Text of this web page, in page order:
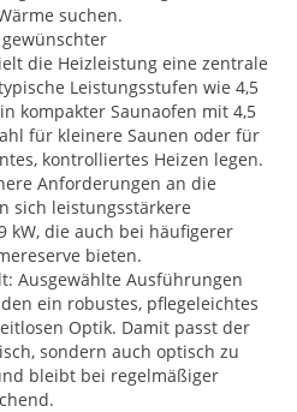
suchen.
die Heizleistung eine zentrale
Leistungsstufen wie 4,5
kompakter Saunaofen mit 4,5
für kleinere Saunen oder für
kontrolliertes Heizen legen.
Anforderungen an die
sich leistungsstärkere
kW, die auch bei häufigerer
bieten.
Ausgewählte Ausführungen
ein robustes, pflegeleichtes
Optik. Damit passt der
sondern auch optisch zu
bleibt bei regelmäßiger